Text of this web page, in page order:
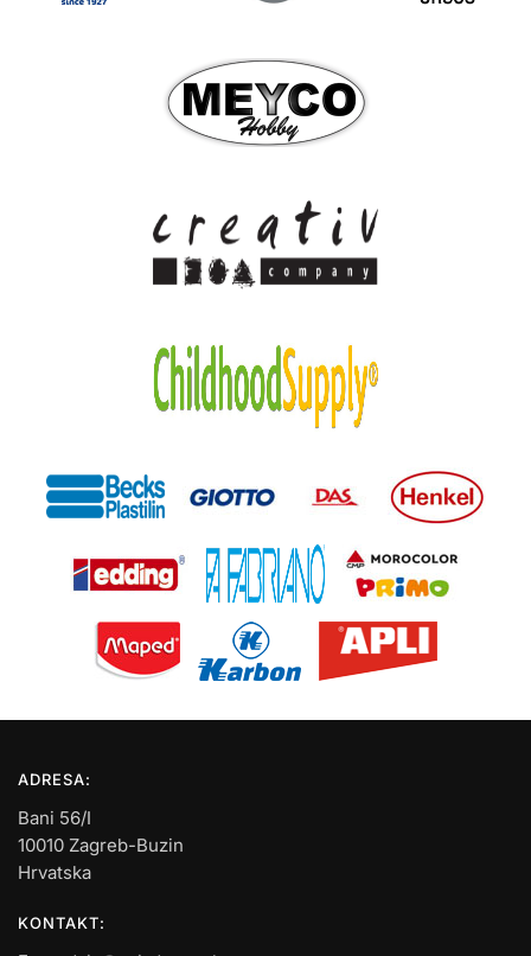
ADRESA:
Bani 56/I
10010 Zagreb-Buzin
Hrvatska
KONTAKT: